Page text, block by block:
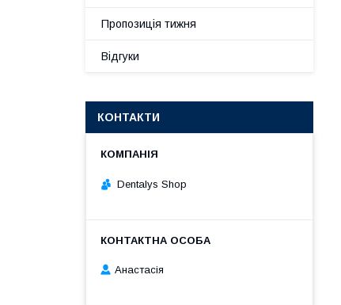
Пропозиція тижня
Відгуки
КОНТАКТИ
Dentalys Shop
Анастасія